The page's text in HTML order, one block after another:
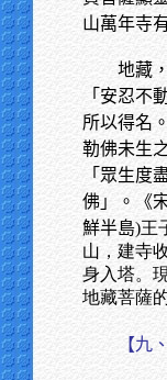
山萬年寺
地藏
「安忍不
所以得名
勒佛未生
「眾生度
佛」。《
鮮半島)王
山，建寺
身入塔。
地藏菩薩
【九